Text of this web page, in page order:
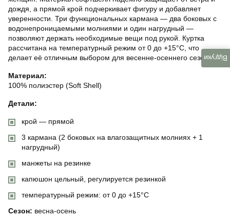
дождя, а прямой крой подчеркивает фигуру и добавляет
уверенности. Три функциональных кармана — два боковых с
водонепроницаемыми молниями и один нагрудный —
позволяют держать необходимые вещи под рукой. Куртка
рассчитана на температурный режим от 0 до +15°C, что
делает её отличным выбором для весенне-осеннего сезона.
Материал:
100% полиэстер (Soft Shell)
Детали:
крой — прямой
3 кармана (2 боковых на влагозащитных молниях + 1
нагрудный)
манжеты на резинке
капюшон цельный, регулируется резинкой
температурный режим: от 0 до +15°C
Сезон: весна-осень
Відгуки